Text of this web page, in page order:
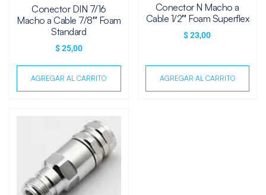
Conector DIN 7/16
Macho a Cable 7/8″ Foam
Standard
$25,00
AGREGAR AL CARRITO
Conector N Macho a
Cable 1/2″ Foam Superflex
$23,00
AGREGAR AL CARRITO